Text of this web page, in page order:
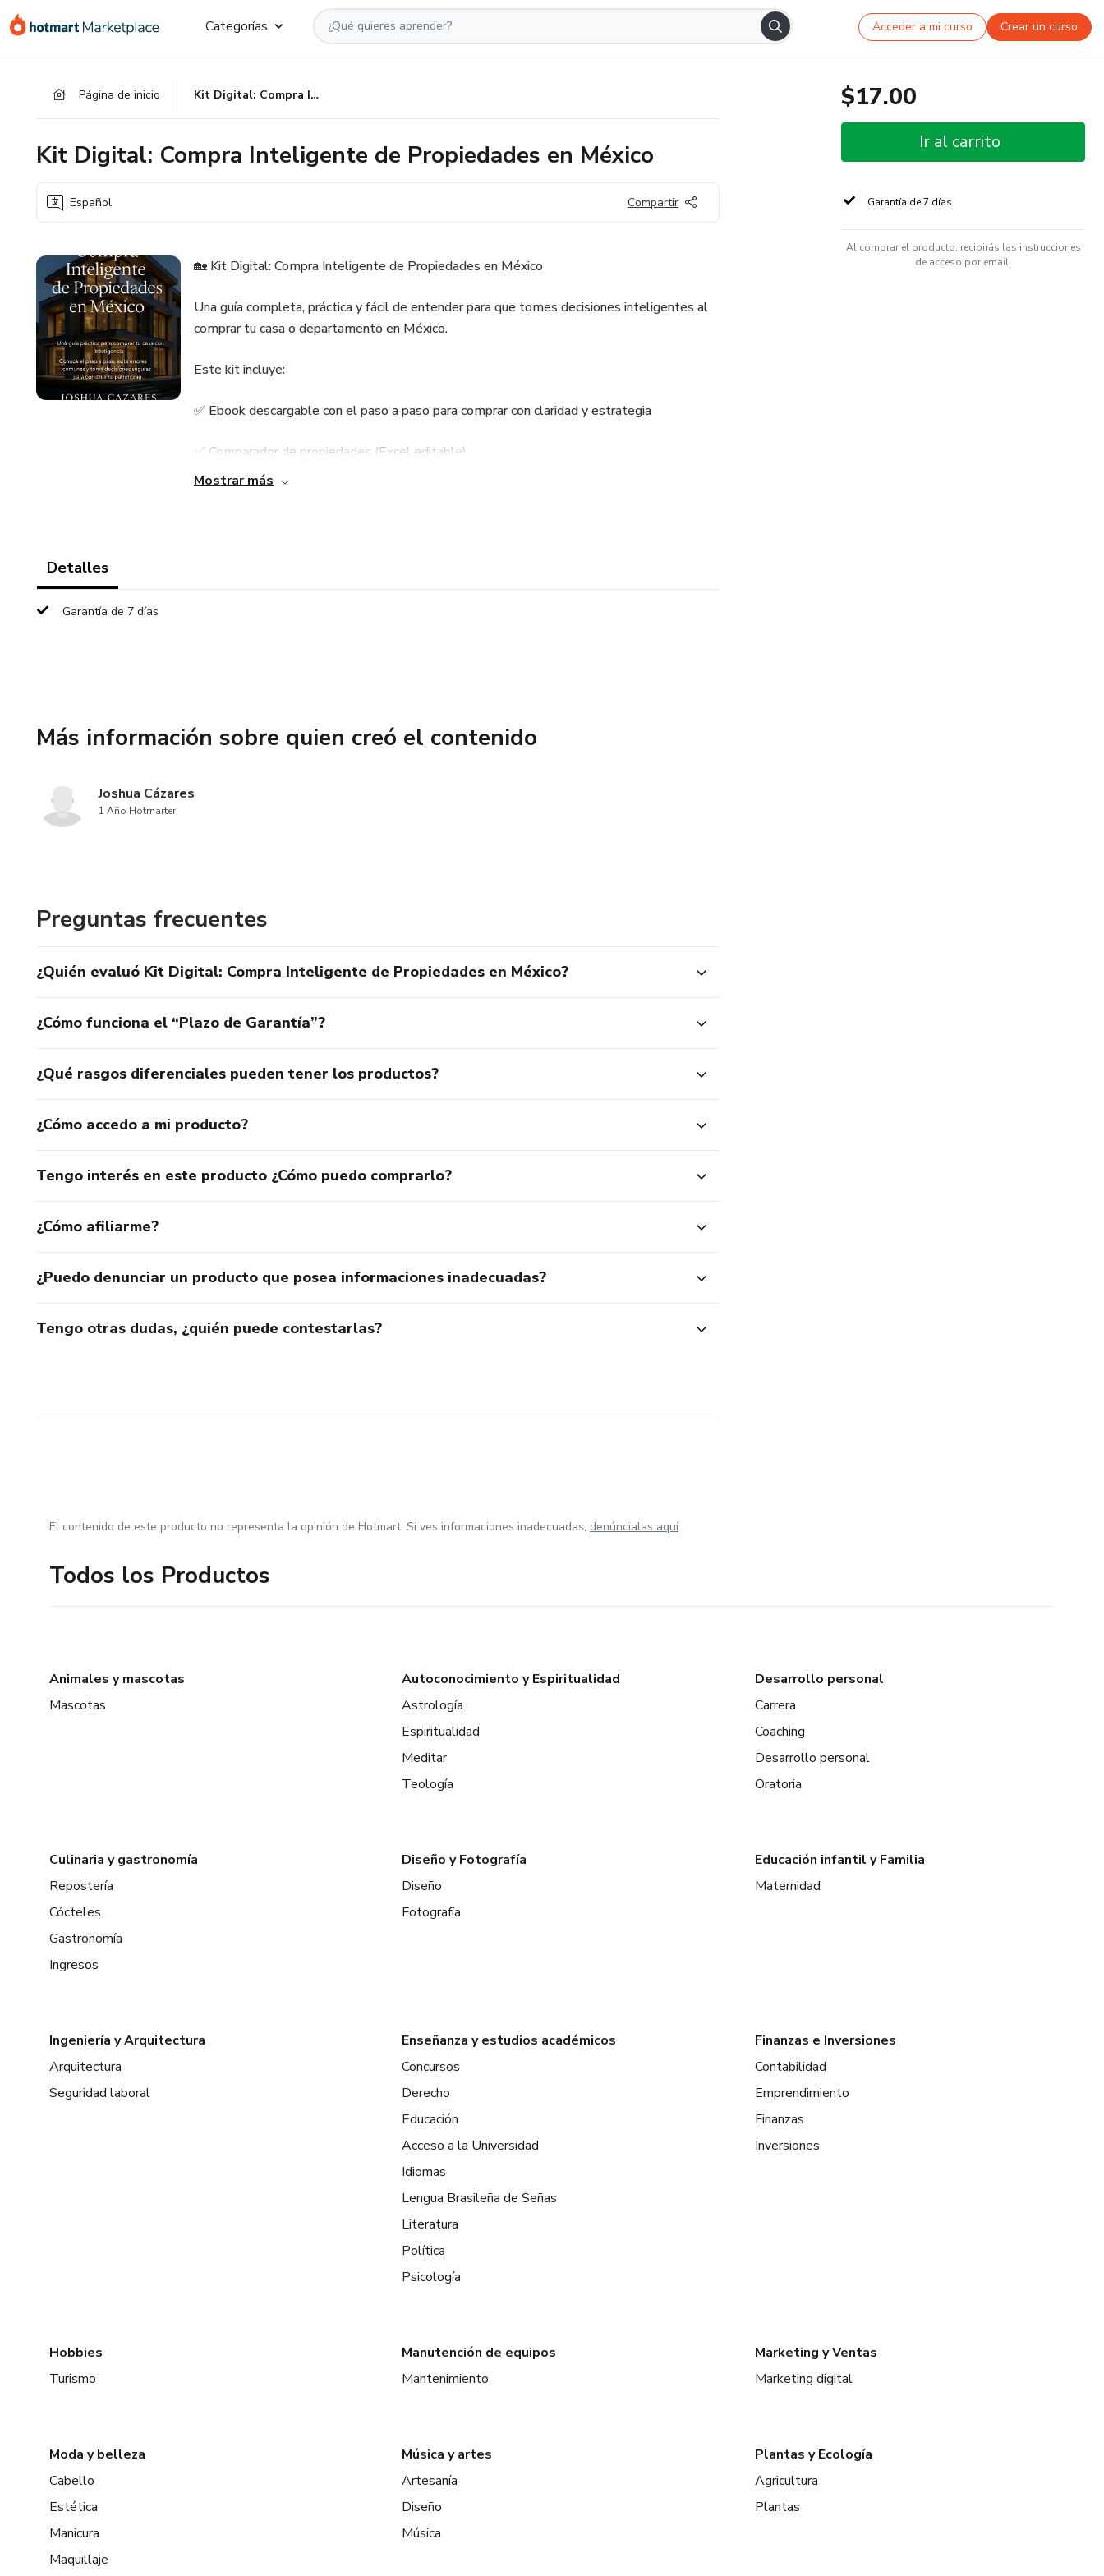
Categorías Acceder a mi curso Crear un curso
Página de inicio Kit Digital: Compra Inteligente de Propiedades en México
Kit Digital: Compra Inteligente de Propiedades en México
Español Compartir
🏡 Kit Digital: Compra Inteligente de Propiedades en México
Una guía completa, práctica y fácil de entender para que tomes decisiones inteligentes al
comprar tu casa o departamento en México.
Este kit incluye:
✅ Ebook descargable con el paso a paso para comprar con claridad y estrategia
✅ Comparador de propiedades (Excel editable)
Tomar decisiones con seguridad, aunque no tengas experiencia
📦 Entrega inmediata.
📈 Accede hoy y prepárate para invertir bien.
Mostrar más
Detalles
Garantía de 7 días
Más información sobre quien creó el contenido
Joshua Cázares
1 Año Hotmarter
Preguntas frecuentes
¿Quién evaluó Kit Digital: Compra Inteligente de Propiedades en México?
¿Cómo funciona el “Plazo de Garantía”?
¿Qué rasgos diferenciales pueden tener los productos?
¿Cómo accedo a mi producto?
Tengo interés en este producto ¿Cómo puedo comprarlo?
¿Cómo afiliarme?
¿Puedo denunciar un producto que posea informaciones inadecuadas?
Tengo otras dudas, ¿quién puede contestarlas?
$17.00
Ir al carrito
Garantía de 7 días
Al comprar el producto, recibirás las instrucciones
de acceso por email.
El contenido de este producto no representa la opinión de Hotmart. Si ves informaciones inadecuadas, denúncialas aquí
Todos los Productos
Animales y mascotas
Mascotas
Autoconocimiento y Espiritualidad
Astrología
Espiritualidad
Meditar
Teología
Desarrollo personal
Carrera
Coaching
Desarrollo personal
Oratoria
Culinaria y gastronomía
Repostería
Cócteles
Gastronomía
Ingresos
Diseño y Fotografía
Diseño
Fotografía
Educación infantil y Familia
Maternidad
Ingeniería y Arquitectura
Arquitectura
Seguridad laboral
Enseñanza y estudios académicos
Concursos
Derecho
Educación
Acceso a la Universidad
Idiomas
Lengua Brasileña de Señas
Literatura
Política
Psicología
Finanzas e Inversiones
Contabilidad
Emprendimiento
Finanzas
Inversiones
Hobbies
Turismo
Manutención de equipos
Mantenimiento
Marketing y Ventas
Marketing digital
Moda y belleza
Cabello
Estética
Manicura
Maquillaje
Música y artes
Artesanía
Diseño
Música
Plantas y Ecología
Agricultura
Plantas